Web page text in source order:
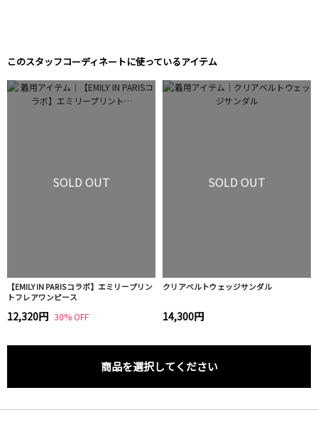
このスタッフコーディネートに使っているアイテム
SOLD OUT
【EMILY IN PARISコラボ】エミリープリン
トフレアワンピース
12,320円 30% OFF
SOLD OUT
クリアベルトウェッジサンダル
14,300円
商品を選択してください